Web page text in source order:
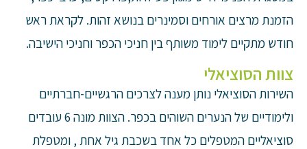
הזמנת מרצים אורחים וסמינרים בנושא זהות. לקראת ראש
חודש מתקיים לימוד משותף בין חניכי הכפר וחניכי הישיבה.
צוות הסוציאלי
השירות הסוציאלי נותן מענה לצרכים הרגשיים-חברתיים
ולימודיים של הנערים השוהים בכפר. הצוות מונה 6 עובדים
סוציאליים המטפלים כל אחד בשכבת גיל אחת , ומטפלת